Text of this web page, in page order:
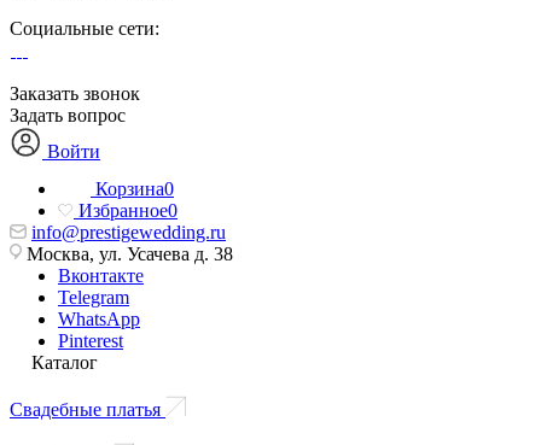
Социальные сети:
Заказать звонок
Задать вопрос
Войти
Корзина0
Избранное0
info@prestigewedding.ru
Москва, ул. Усачева д. 38
Вконтакте
Telegram
WhatsApp
Pinterest
Каталог
Свадебные платья